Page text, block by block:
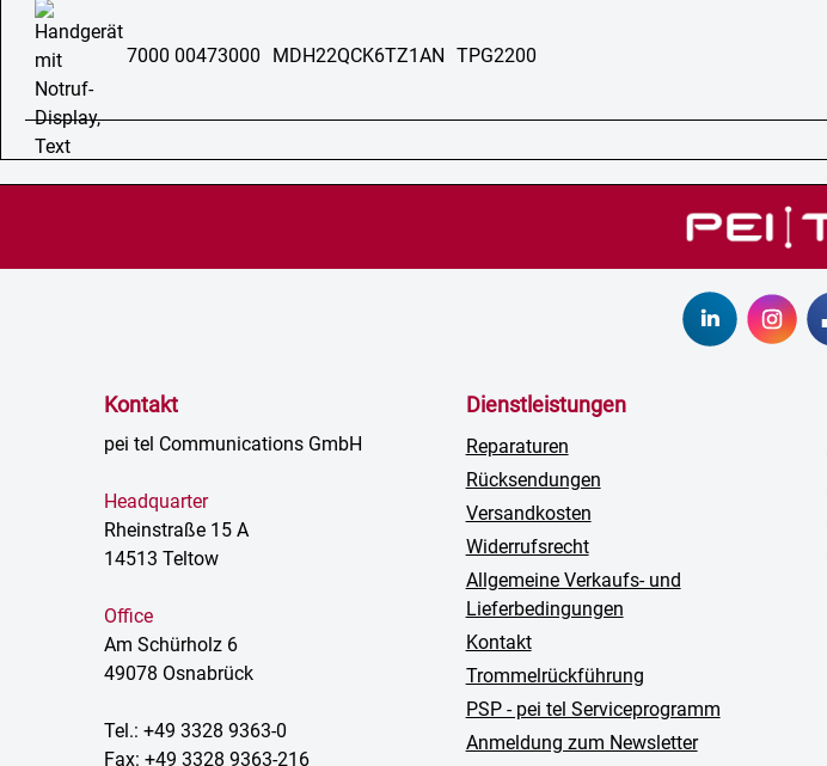
7000 00473000 MDH22QCK6TZ1AN TPG2200
Kontakt
pei tel Communications GmbH
Headquarter
Rheinstraße 15 A
14513 Teltow
Office
Am Schürholz 6
49078 Osnabrück
Tel.: +49 3328 9363-0
Fax: +49 3328 9363-216
Dienstleistungen
Reparaturen
Rücksendungen
Versandkosten
Widerrufsrecht
Allgemeine Verkaufs- und
Lieferbedingungen
Kontakt
Trommelrückführung
PSP - pei tel Serviceprogramm
Anmeldung zum Newsletter